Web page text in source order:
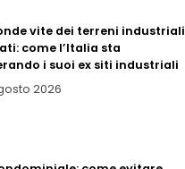
vite dei terreni industriali
come l’Italia sta
i suoi ex siti industriali
2026